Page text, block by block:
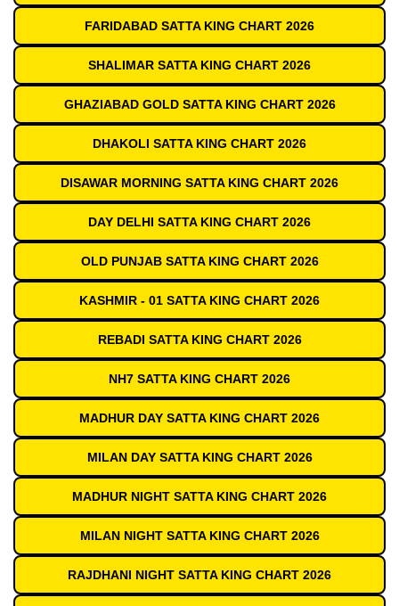
FARIDABAD SATTA KING CHART 2026
SHALIMAR SATTA KING CHART 2026
GHAZIABAD GOLD SATTA KING CHART 2026
DHAKOLI SATTA KING CHART 2026
DISAWAR MORNING SATTA KING CHART 2026
DAY DELHI SATTA KING CHART 2026
OLD PUNJAB SATTA KING CHART 2026
KASHMIR - 01 SATTA KING CHART 2026
REBADI SATTA KING CHART 2026
NH7 SATTA KING CHART 2026
MADHUR DAY SATTA KING CHART 2026
MILAN DAY SATTA KING CHART 2026
MADHUR NIGHT SATTA KING CHART 2026
MILAN NIGHT SATTA KING CHART 2026
RAJDHANI NIGHT SATTA KING CHART 2026